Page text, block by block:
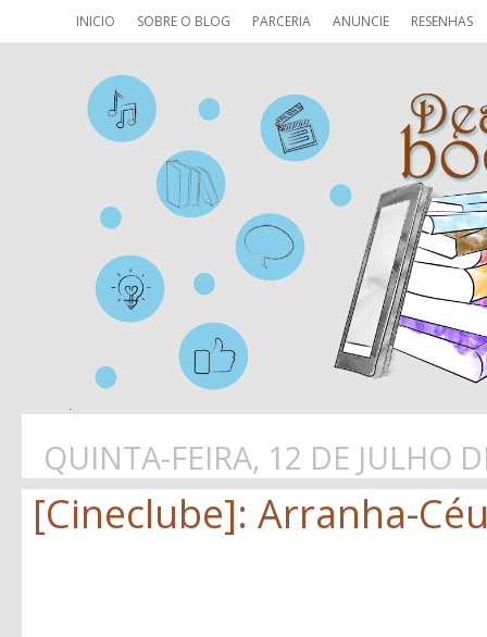
INICIO SOBRE O BLOG PARCERIA ANUNCIE RESENHAS
QUINTA-FEIRA, 12 DE JULHO
[Cineclube]: Arranha-